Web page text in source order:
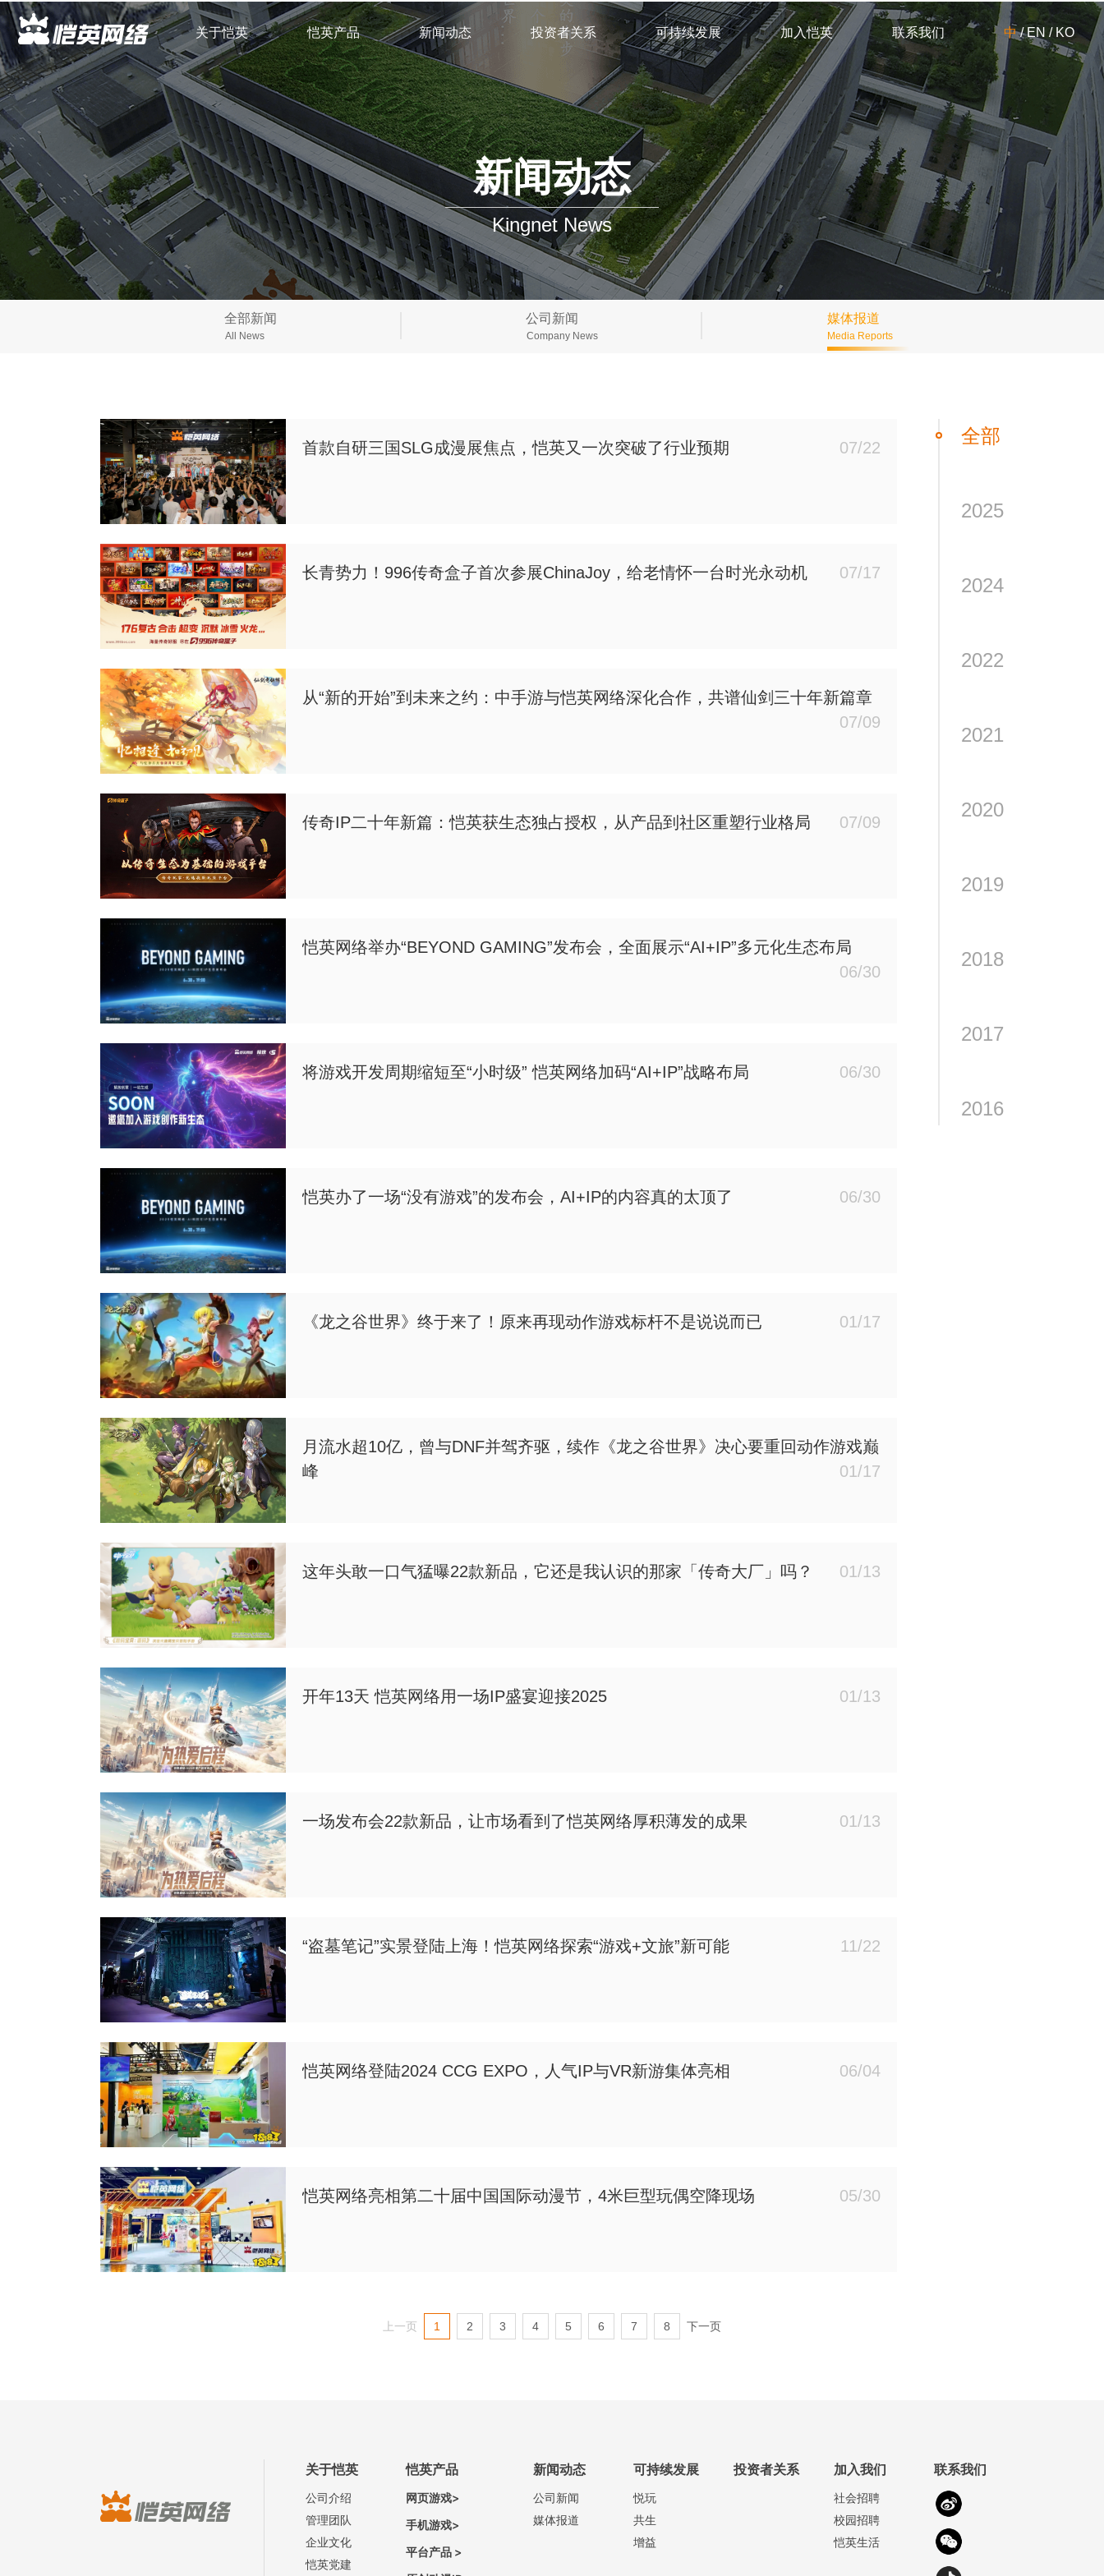
关于恺英 恺英产品 新闻动态 投资者关系 可持续发展 加入恺英 联系我们 中/EN / KO
新闻动态
Kingnet News
全部新闻
All News
公司新闻
Company News
媒体报道
Media Reports
全部
2025
2024
2022
2021
2020
2019
2018
2017
2016
首款自研三国SLG成漫展焦点，恺英又一次突破了行业预期 07/22
长青势力！996传奇盒子首次参展ChinaJoy，给老情怀一台时光永动机 07/17
从“新的开始”到未来之约：中手游与恺英网络深化合作，共谱仙剑三十年新篇章
07/09
传奇IP二十年新篇：恺英获生态独占授权，从产品到社区重塑行业格局 07/09
恺英网络举办“BEYOND GAMING”发布会，全面展示“AI+IP”多元化生态布局
06/30
将游戏开发周期缩短至“小时级” 恺英网络加码“AI+IP”战略布局 06/30
恺英办了一场“没有游戏”的发布会，AI+IP的内容真的太顶了 06/30
《龙之谷世界》终于来了！原来再现动作游戏标杆不是说说而已 01/17
月流水超10亿，曾与DNF并驾齐驱，续作《龙之谷世界》决心要重回动作游戏巅
峰
01/17
这年头敢一口气猛曝22款新品，它还是我认识的那家「传奇大厂」吗？ 01/13
开年13天 恺英网络用一场IP盛宴迎接2025 01/13
一场发布会22款新品，让市场看到了恺英网络厚积薄发的成果 01/13
“盗墓笔记”实景登陆上海！恺英网络探索“游戏+文旅”新可能 11/22
恺英网络登陆2024 CCG EXPO，人气IP与VR新游集体亮相 06/04
恺英网络亮相第二十届中国国际动漫节，4米巨型玩偶空降现场 05/30
上一页 1 2 3 4 5 6 7 8 下一页